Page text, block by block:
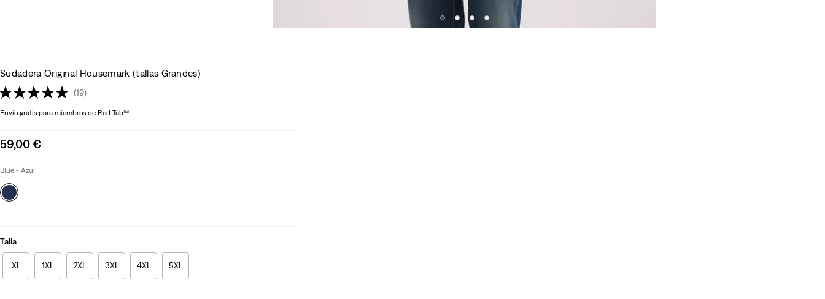
Sudadera Original Housemark (tallas Grandes)
(19)
Envío gratis para miembros de Red Tab™
Sale
is
59,00 €
Blue - Azul
Talla
XL 1XL 2XL 3XL 4XL 5XL